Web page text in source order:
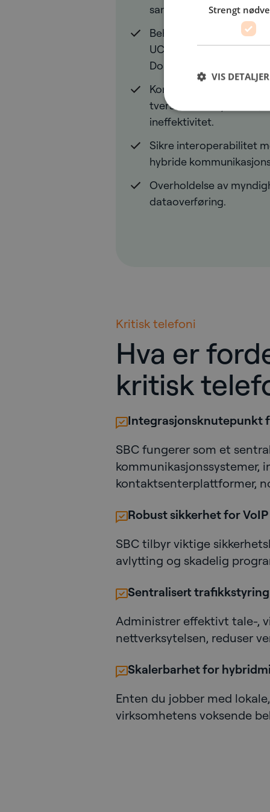
sammenhengende og
Behov for bedre
UC-miljøer mot svindel,
DoS-angrep.
Kompleks håndtering
tvers av ulike systemer,
ineffektivitet.
Sikre interoperabilitet
hybride
Overholdelse av
dataoverføring.
Kritisk telefoni
Hva er
kritisk
Integrasjonsknutepunkt
SBC fungerer som et
kommunikasjonssystemer,
kontaktsenterplattformer,
Robust sikkerhet for
SBC tilbyr viktige
avlytting og skadelig
Sentralisert trafikkstyring
Administrer effektivt tale-,
nettverksytelsen, reduser
Skalerbarhet for
Enten du jobber med
virksomhetens voksende
Strengt
VIS DETALJER